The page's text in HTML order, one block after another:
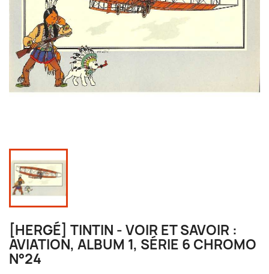
[HERGÉ] TINTIN - VOIR ET SAVOIR :
AVIATION, ALBUM 1, SÉRIE 6 CHROMO
N°24